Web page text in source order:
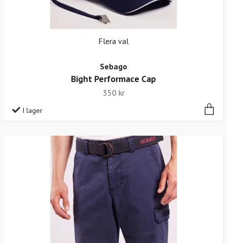
Flera val
Sebago
Bight Performace Cap
350 kr
I lager